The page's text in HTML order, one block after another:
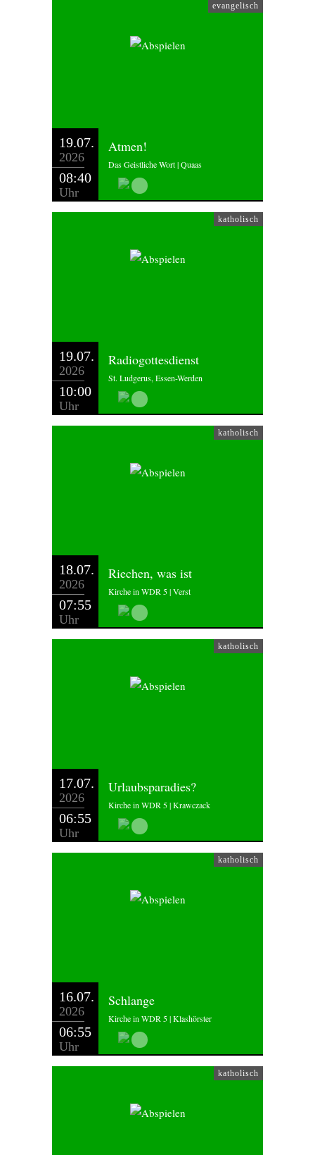
evangelisch
19.07.
2026
08:40
Uhr
Atmen!
Das Geistliche Wort | Quaas
katholisch
19.07.
2026
10:00
Uhr
Radiogottesdienst
St. Ludgerus, Essen-Werden
katholisch
18.07.
2026
07:55
Uhr
Riechen, was ist
Kirche in WDR 5 | Verst
katholisch
17.07.
2026
06:55
Uhr
Urlaubsparadies?
Kirche in WDR 5 | Krawczack
katholisch
16.07.
2026
06:55
Uhr
Schlange
Kirche in WDR 5 | Klashörster
katholisch